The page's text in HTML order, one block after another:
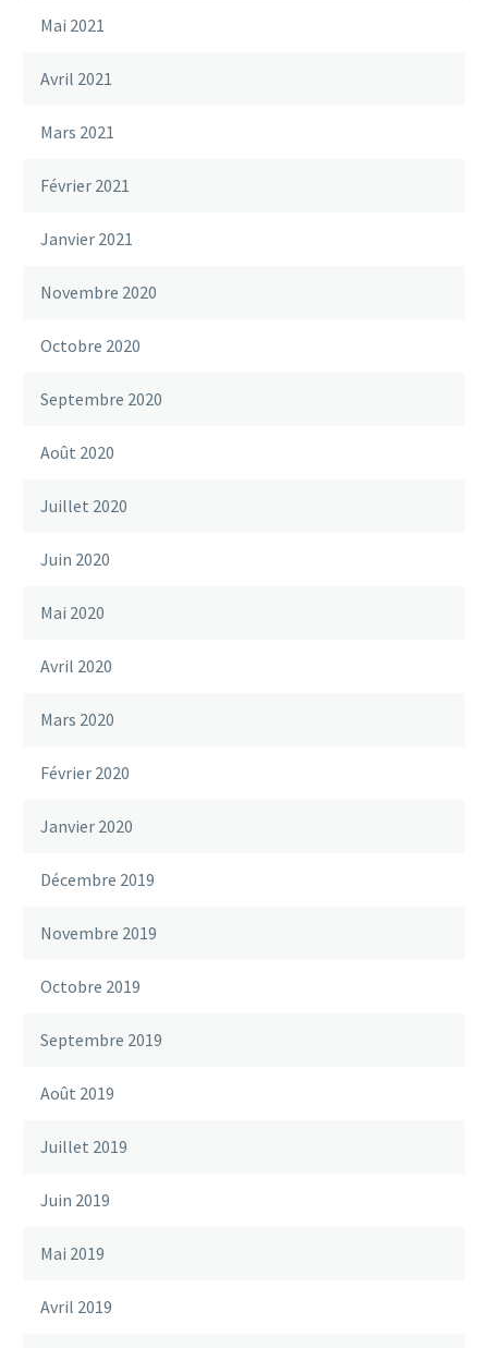
Mai 2021
Avril 2021
Mars 2021
Février 2021
Janvier 2021
Novembre 2020
Octobre 2020
Septembre 2020
Août 2020
Juillet 2020
Juin 2020
Mai 2020
Avril 2020
Mars 2020
Février 2020
Janvier 2020
Décembre 2019
Novembre 2019
Octobre 2019
Septembre 2019
Août 2019
Juillet 2019
Juin 2019
Mai 2019
Avril 2019